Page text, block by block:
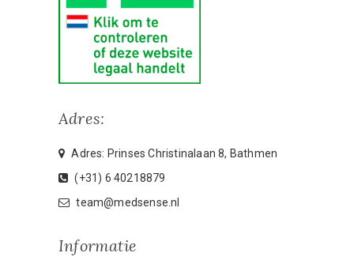
Adres:
Adres: Prinses Christinalaan 8, Bathmen
(+31) 6 40218879
team@medsense.nl
Informatie